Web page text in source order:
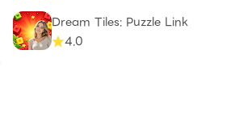
Dream Tiles: Puzzle Link​
4.0